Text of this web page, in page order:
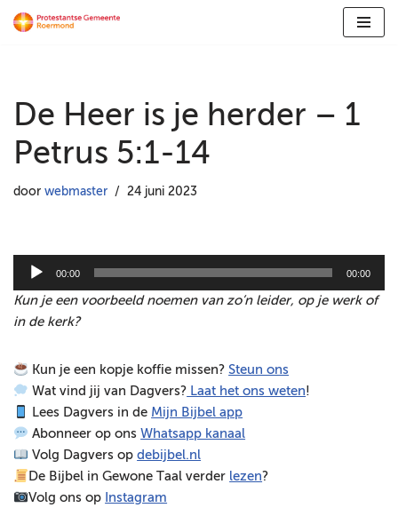
inhoud
De Heer is je herder – 1
Petrus 5:1-14
door webmaster 24 juni 2023
d
i
s
p
e
l
e
r
00:00 00:00
Kun je een voorbeeld noemen van zo’n leider, op je werk of
in de kerk?
Kun je een kopje koffie missen?Steun ons
Wat vind jij van Dagvers? Laat het ons weten!
Lees Dagvers in de Mijn Bijbel app
Abonneer op onsWhatsapp kanaal
Volg Dagvers opdebijbel.nl
De Bijbel in Gewone Taal verder lezen?
Volg ons op Instagram